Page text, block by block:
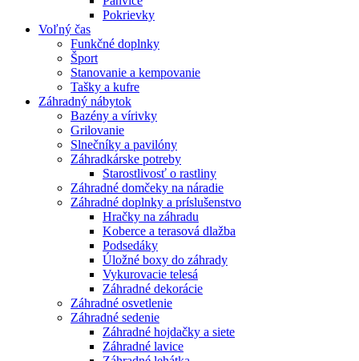
Pokrievky
Voľný čas
Funkčné doplnky
Šport
Stanovanie a kempovanie
Tašky a kufre
Záhradný nábytok
Bazény a vírivky
Grilovanie
Slnečníky a pavilóny
Záhradkárske potreby
Starostlivosť o rastliny
Záhradné domčeky na náradie
Záhradné doplnky a príslušenstvo
Hračky na záhradu
Koberce a terasová dlažba
Podsedáky
Úložné boxy do záhrady
Vykurovacie telesá
Záhradné dekorácie
Záhradné osvetlenie
Záhradné sedenie
Záhradné hojdačky a siete
Záhradné lavice